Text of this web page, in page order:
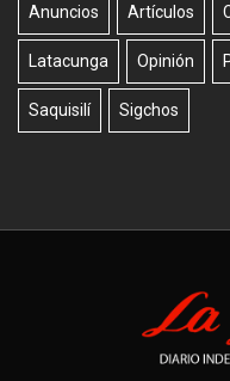
Anuncios Artículos
Latacunga Opinión
Saquisilí Sigchos